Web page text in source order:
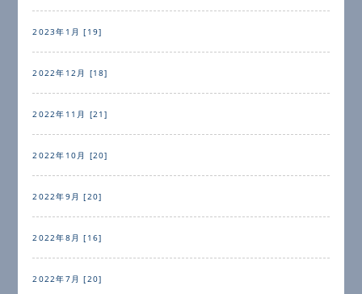
2023年1月 [19]
2022年12月 [18]
2022年11月 [21]
2022年10月 [20]
2022年9月 [20]
2022年8月 [16]
2022年7月 [20]